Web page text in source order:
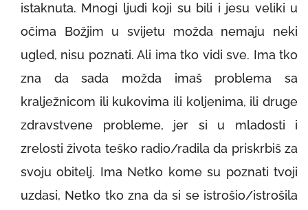
istaknuta. Mnogi ljudi koji su bili i jesu veliki u
očima Božjim u svijetu možda nemaju neki
ugled, nisu poznati. Ali ima tko vidi sve. Ima tko
zna da sada možda imaš problema sa
kralježnicom ili kukovima ili koljenima, ili druge
zdravstvene probleme, jer si u mladosti i
zrelosti života teško radio/radila da priskrbiš za
svoju obitelj. Ima Netko kome su poznati tvoji
uzdasi, Netko tko zna da si se istrošio/istrošila